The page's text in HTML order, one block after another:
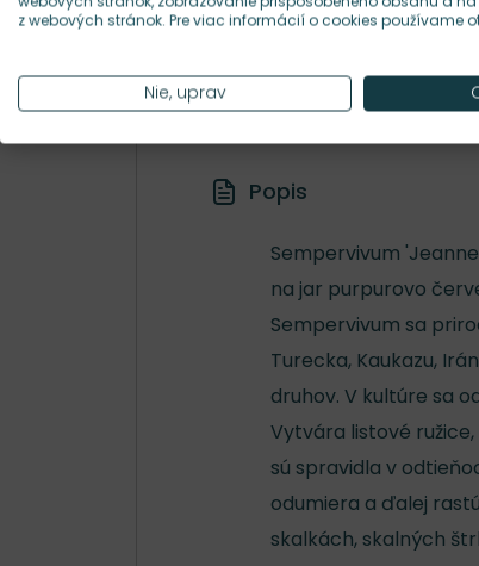
15 ks/m²
Popis
Sempervivum
na jar purpurovo
Sempervivum sa
Turecka, Kaukazu,
druhov. V kultúre sa
Vytvára listové
sú spravidla v
odumiera a ďalej
skalkách, skalných
z webových stránok. Pre viac informácií o cookies používame
Nie, uprav